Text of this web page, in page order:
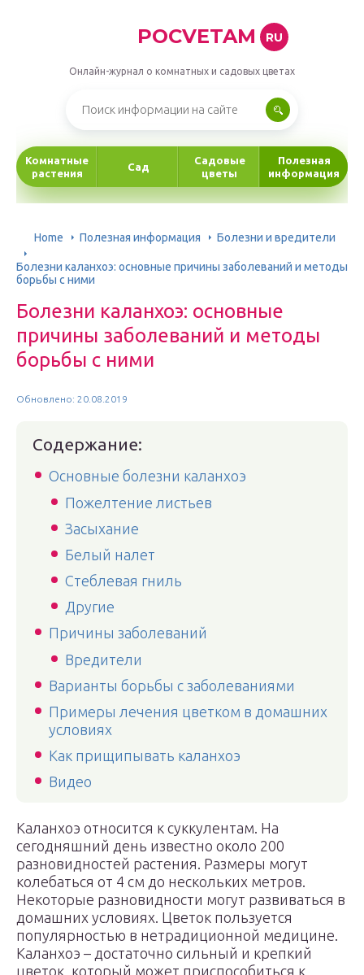
POCVETAM RU
Онлайн-журнал о комнатных и садовых цветах
Комнатные
растения
Сад
Садовые
цветы
Полезная
информация
Home Полезная информация Болезни и вредители
Болезни каланхоэ: основные причины заболеваний и методы
борьбы с ними
Болезни каланхоэ: основные
причины заболеваний и методы
борьбы с ними
Обновлено: 20.08.2019
Содержание:
Основные болезни каланхоэ
Пожелтение листьев
Засыхание
Белый налет
Стеблевая гниль
Другие
Причины заболеваний
Вредители
Варианты борьбы с заболеваниями
Примеры лечения цветком в домашних
условиях
Как прищипывать каланхоэ
Видео
Каланхоэ относится к суккулентам. На
сегодняшний день известно около 200
разновидностей растения. Размеры могут
колебаться от 4 см до нескольких метров.
Некоторые разновидности могут развиваться в
домашних условиях. Цветок пользуется
популярностью в нетрадиционной медицине.
Каланхоэ – достаточно сильный и крепкий
цветок, который может приспособиться к